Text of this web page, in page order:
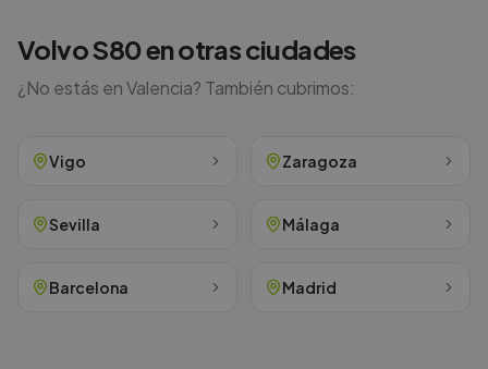
VolvoS80en otras ciudades
¿No estás enValencia? También cubrimos:
Vigo Zaragoza
Sevilla Málaga
Barcelona Madrid